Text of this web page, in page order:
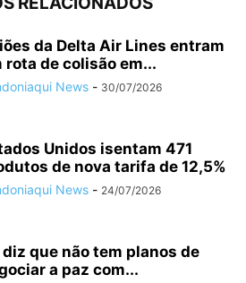
da Delta Air Lines entram
rota de colisão em...
News - 30/07/2026
Unidos isentam 471
de nova tarifa de 12,5%
News - 24/07/2026
diz que não tem planos de
a paz com...